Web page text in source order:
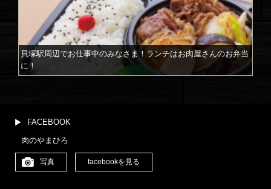
貝塚駅周辺でお仕事中のみなさま！ランチはお肉屋さんのお弁当
に！
FACEBOOK
肉のやまひろ
写真 facebookを見る